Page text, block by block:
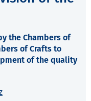
the Chambers of
of Crafts to
of the quality